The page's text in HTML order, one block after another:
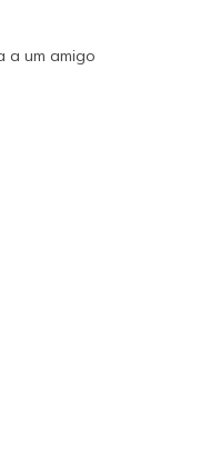
a um amigo